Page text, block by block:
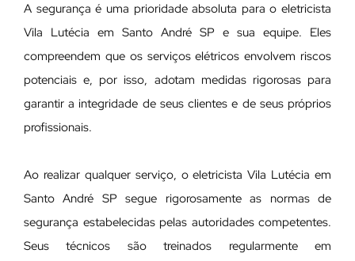
A segurança é uma prioridade absoluta para o eletricista
Vila Lutécia em Santo André SP e sua equipe. Eles
compreendem que os serviços elétricos envolvem riscos
potenciais e, por isso, adotam medidas rigorosas para
garantir a integridade de seus clientes e de seus próprios
profissionais.
Ao realizar qualquer serviço, o eletricista Vila Lutécia em
Santo André SP segue rigorosamente as normas de
segurança estabelecidas pelas autoridades competentes.
Seus técnicos são treinados regularmente em